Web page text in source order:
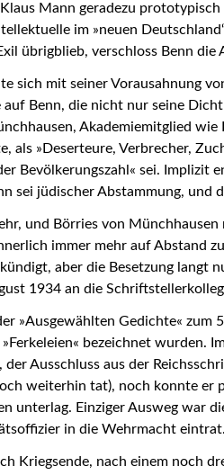
Mann geradezu
im »neuen
übrigblieb, verschloss Benn die
sich mit seiner Vorausahnung
Benn, die nicht nur seine
Akademiemitglied
als »Deserteure, Verbrecher,
Bevölkerungszahl« sei. Implizit
sei jüdischer Abstammung, und
und Börries von
immer mehr auf Abstand
aber die Besetzung langt
1934 an die
»Ausgewählten Gedichte«
bezeichnet wurden.
der Ausschluss aus der
weiterhin tat), noch konnte er
unterlag. Einziger Ausweg war
in die Wehrmacht eintrat.
Kriegsende, nach einem noch